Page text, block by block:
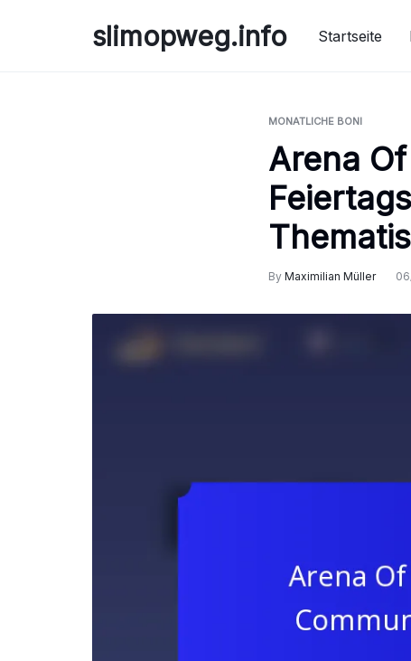
slimopweg.info Startseite
MONATLICHE BONI
Arena
By Maximilian Müller